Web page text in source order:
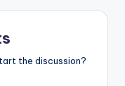
the discussion?